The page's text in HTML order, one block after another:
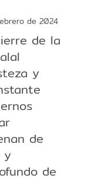
de 2024
de la
y
de
y
de